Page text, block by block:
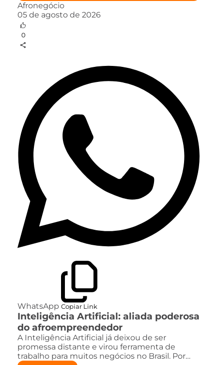
Afronegócio
05 de agosto de 2026
0
WhatsApp Copiar Link
Inteligência Artificial: aliada poderosa
do afroempreendedor
A Inteligência Artificial já deixou de ser
promessa distante e virou ferramenta de
trabalho para muitos negócios no Brasil. Por…